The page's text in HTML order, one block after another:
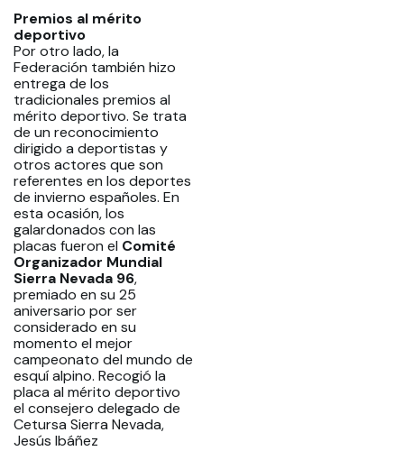
Premios al mérito
deportivo
Por otro lado, la
Federación también hizo
entrega de los
tradicionales premios al
mérito deportivo. Se trata
de un reconocimiento
dirigido a deportistas y
otros actores que son
referentes en los deportes
de invierno españoles. En
esta ocasión, los
galardonados con las
placas fueron el Comité
Organizador Mundial
Sierra Nevada 96,
premiado en su 25
aniversario por ser
considerado en su
momento el mejor
campeonato del mundo de
esquí alpino. Recogió la
placa al mérito deportivo
el consejero delegado de
Cetursa Sierra Nevada,
Jesús Ibáñez